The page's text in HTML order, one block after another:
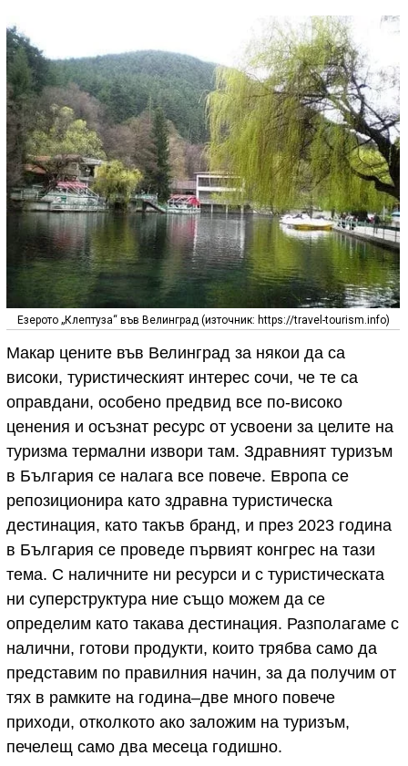
Езерото „Клептуза“ във Велинград (източник: https://travel-tourism.info)
Макар цените във Велинград за някои да са
високи, туристическият интерес сочи, че те са
оправдани, особено предвид все по-високо
ценения и осъзнат ресурс от усвоени за целите на
туризма термални извори там. Здравният туризъм
в България се налага все повече. Европа се
репозиционира като здравна туристическа
дестинация, като такъв бранд, и през 2023 година
в България се проведе първият конгрес на тази
тема. С наличните ни ресурси и с туристическата
ни суперструктура ние също можем да се
определим като такава дестинация. Разполагаме с
налични, готови продукти, които трябва само да
представим по правилния начин, за да получим от
тях в рамките на година–две много повече
приходи, отколкото ако заложим на туризъм,
печелещ само два месеца годишно.